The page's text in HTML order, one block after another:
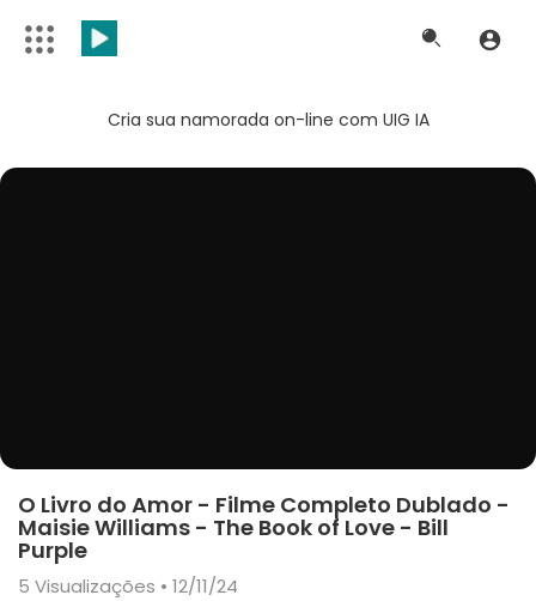
Cria sua namorada on-line com UIG IA
O Livro do Amor - Filme Completo Dublado -
Maisie Williams - The Book of Love - Bill
Purple
5 Visualizações • 12/11/24